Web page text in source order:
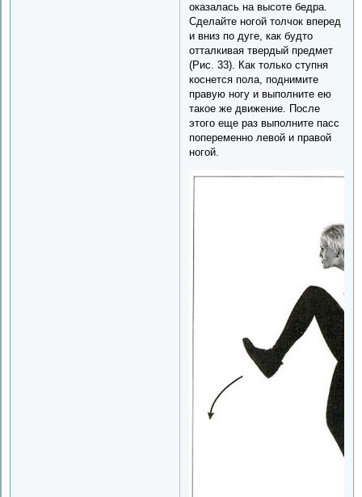
оказалась на высоте бедра.
Сделайте ногой толчок вперед
и вниз по дуге, как будто
отталкивая твердый предмет
(Рис. 33). Как только ступня
коснется пола, поднимите
правую ногу и выполните ею
такое же движение. После
этого еще раз выполните пасс
попеременно левой и правой
ногой.